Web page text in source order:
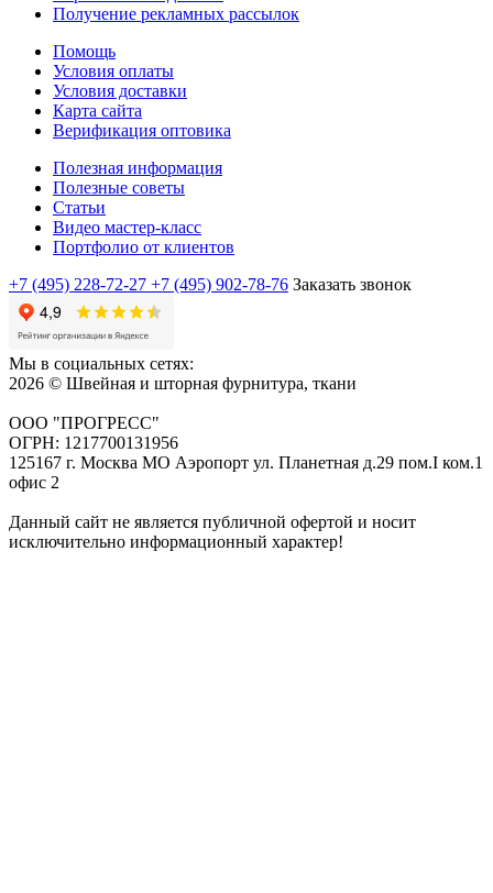
Получение рекламных рассылок
Помощь
Условия оплаты
Условия доставки
Карта сайта
Верификация оптовика
Полезная информация
Полезные советы
Статьи
Видео мастер-класс
Портфолио от клиентов
+7 (495) 228-72-27 +7 (495) 902-78-76 Заказать звонок
Мы в социальных сетях:
2026 © Швейная и шторная фурнитура, ткани
ООО "ПРОГРЕСС"
ОГРН: 1217700131956
125167 г. Москва МО Аэропорт ул. Планетная д.29 пом.I ком.1
офис 2
Данный сайт не является публичной офертой и носит
исключительно информационный характер!